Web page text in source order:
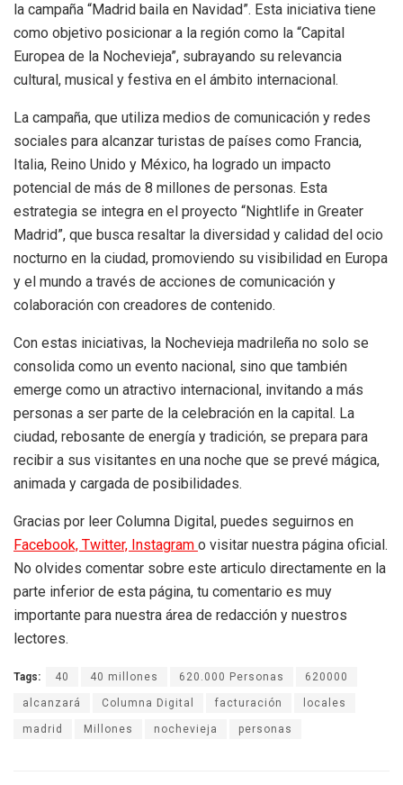
la campaña “Madrid baila en Navidad”. Esta iniciativa tiene
como objetivo posicionar a la región como la “Capital
Europea de la Nochevieja”, subrayando su relevancia
cultural, musical y festiva en el ámbito internacional.
La campaña, que utiliza medios de comunicación y redes
sociales para alcanzar turistas de países como Francia,
Italia, Reino Unido y México, ha logrado un impacto
potencial de más de 8 millones de personas. Esta
estrategia se integra en el proyecto “Nightlife in Greater
Madrid”, que busca resaltar la diversidad y calidad del ocio
nocturno en la ciudad, promoviendo su visibilidad en Europa
y el mundo a través de acciones de comunicación y
colaboración con creadores de contenido.
Con estas iniciativas, la Nochevieja madrileña no solo se
consolida como un evento nacional, sino que también
emerge como un atractivo internacional, invitando a más
personas a ser parte de la celebración en la capital. La
ciudad, rebosante de energía y tradición, se prepara para
recibir a sus visitantes en una noche que se prevé mágica,
animada y cargada de posibilidades.
Gracias por leer Columna Digital, puedes seguirnos en
Facebook, Twitter, Instagram o visitar nuestra página oficial.
No olvides comentar sobre este articulo directamente en la
parte inferior de esta página, tu comentario es muy
importante para nuestra área de redacción y nuestros
lectores.
Tags: 40 40 millones 620.000 Personas 620000
alcanzará Columna Digital facturación locales
madrid Millones nochevieja personas